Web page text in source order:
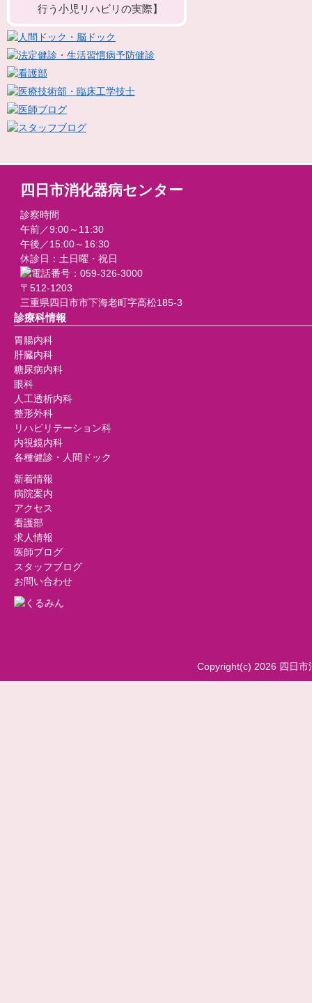
行う小児リハビリの実際】
四日市消化器病センター
診察時間
午前／9:00～11:30
午後／15:00～16:30
休診日：土日曜・祝日
〒512-1203
三重県四日市市下海老町字高松185-3
診療科情報
胃腸内科
肝臓内科
糖尿病内科
眼科
人工透析内科
整形外科
リハビリテーション科
内視鏡内科
各種健診・人間ドック
新着情報
病院案内
アクセス
看護部
求人情報
医師ブログ
スタッフブログ
お問い合わせ
Copyright(c) 2026 四日